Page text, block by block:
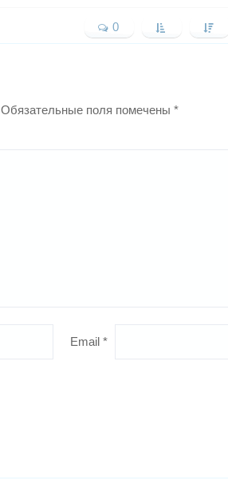
0
Обязательные поля помечены *
Email *